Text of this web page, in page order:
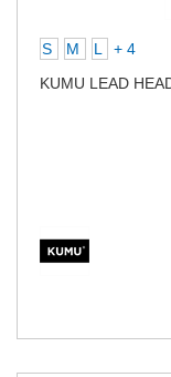
S M L
+ 4
KUMU LEAD